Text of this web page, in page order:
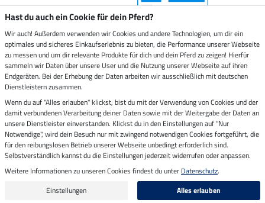
Zustellung durch
Sicher bezahlen mit
Rechnung Vorkasse
Impressum
Letzte Aktualisierung am 07.08.2026 um 03:03
Alle Preise in Euro inkl. MwSt. zzgl.
Versandkosten
Hast du auch ein Cookie für dein Pferd?
Wir auch! Außerdem verwenden wir Cookies und andere Technologien, um dir ein
optimales und sicheres Einkaufserlebnis zu bieten, die Performance unserer Webseite
zu messen und um dir relevante Produkte für dich und dein Pferd zu zeigen! Hierfür
sammeln wir Daten über unsere User und die Nutzung unserer Webseite auf ihren
Endgeräten. Bei der Erhebung der Daten arbeiten wir ausschließlich mit deutschen
Dienstleistern zusammen.
Wenn du auf "Alles erlauben" klickst, bist du mit der Verwendung von Cookies und der
damit verbundenen Verarbeitung deiner Daten sowie mit der Weitergabe der Daten an
unsere Dienstleister einverstanden. Klickst du in den Einstellungen auf "Nur
Notwendige", wird dein Besuch nur mit zwingend notwendigen Cookies fortgeführt, die
für den reibungslosen Betrieb unserer Webseite unbedingt erforderlich sind.
Selbstverständlich kannst du die Einstellungen jederzeit widerrufen oder anpassen.
Weitere Informationen zu unseren Cookies findest du unter Datenschutz.
Einstellungen
Alles erlauben